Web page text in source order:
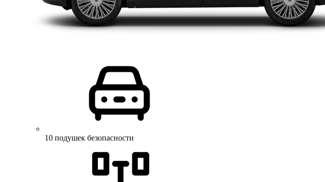
10 подушек безопасности